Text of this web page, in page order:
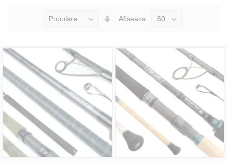
Seteaza
Afiseaza